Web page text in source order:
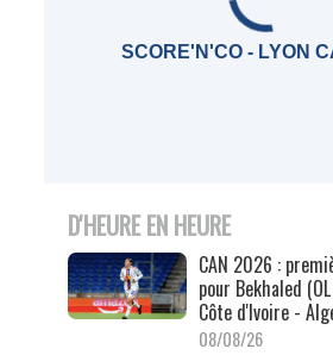
SCORE'N'CO - LYON
D'HEURE EN HEURE
CAN 2026 :
pour Bekhaled
Côte d'Ivoire -
08/08/26